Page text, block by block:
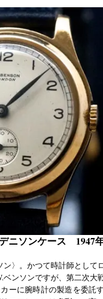
ニソンケース 1947
〉。かつて時計師として
ンソンですが、第二次大
ーに腕時計の製造を委託